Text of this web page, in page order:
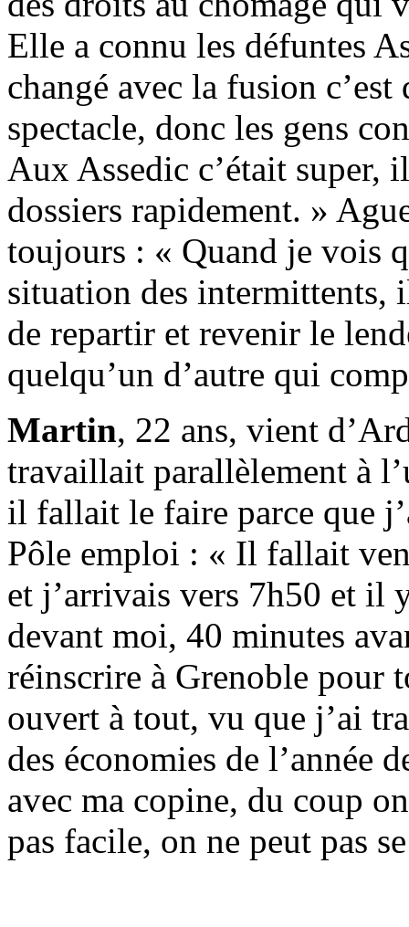
Elle a connu les défuntes
changé avec la fusion
spectacle, donc les gens
Aux Assedic c’était super,
dossiers rapidement. »
toujours : « Quand je vois
situation des intermittents,
de repartir et revenir le
quelqu’un d’autre qui
Martin, 22 ans, vient
travaillait parallèlement à
il fallait le faire parce que
Pôle emploi : « Il fallait
et j’arrivais vers 7h50 et il
devant moi, 40 minutes
réinscrire à Grenoble pour
ouvert à tout, vu que j’ai
des économies de l’année
avec ma copine, du coup
pas facile, on ne peut pas